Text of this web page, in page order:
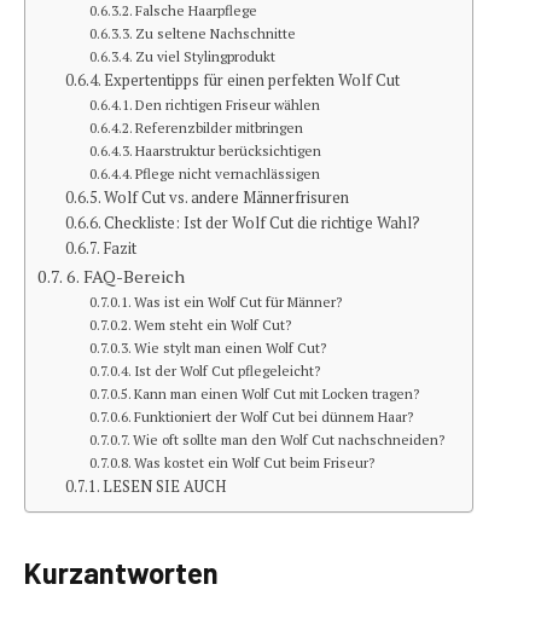
Falsche Haarpflege
Zu seltene Nachschnitte
Zu viel Stylingprodukt
Expertentipps für einen perfekten Wolf Cut
Den richtigen Friseur wählen
Referenzbilder mitbringen
Haarstruktur berücksichtigen
Pflege nicht vernachlässigen
Wolf Cut vs. andere Männerfrisuren
Checkliste: Ist der Wolf Cut die richtige Wahl?
Fazit
6. FAQ-Bereich
Was ist ein Wolf Cut für Männer?
Wem steht ein Wolf Cut?
Wie stylt man einen Wolf Cut?
Ist der Wolf Cut pflegeleicht?
Kann man einen Wolf Cut mit Locken tragen?
Funktioniert der Wolf Cut bei dünnem Haar?
Wie oft sollte man den Wolf Cut nachschneiden?
Was kostet ein Wolf Cut beim Friseur?
LESEN SIE AUCH
Kurzantworten